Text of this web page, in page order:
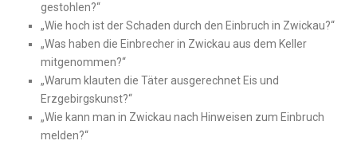
gestohlen?“
„Wie hoch ist der Schaden durch den Einbruch in Zwickau?“
„Was haben die Einbrecher in Zwickau aus dem Keller
mitgenommen?“
„Warum klauten die Täter ausgerechnet Eis und
Erzgebirgskunst?“
„Wie kann man in Zwickau nach Hinweisen zum Einbruch
melden?“